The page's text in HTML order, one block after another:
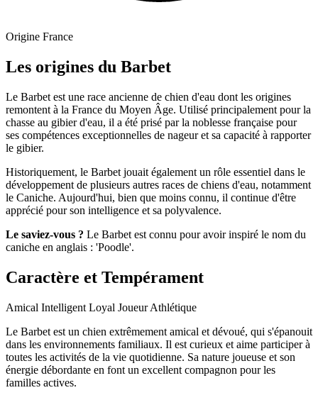
Origine France
Les origines du Barbet
Le Barbet est une race ancienne de chien d'eau dont les origines
remontent à la France du Moyen Âge. Utilisé principalement pour la
chasse au gibier d'eau, il a été prisé par la noblesse française pour
ses compétences exceptionnelles de nageur et sa capacité à rapporter
le gibier.
Historiquement, le Barbet jouait également un rôle essentiel dans le
développement de plusieurs autres races de chiens d'eau, notamment
le Caniche. Aujourd'hui, bien que moins connu, il continue d'être
apprécié pour son intelligence et sa polyvalence.
Le saviez-vous ? Le Barbet est connu pour avoir inspiré le nom du
caniche en anglais : 'Poodle'.
Caractère et Tempérament
Amical Intelligent Loyal JoueurAthlétique
Le Barbet est un chien extrêmement amical et dévoué, qui s'épanouit
dans les environnements familiaux. Il est curieux et aime participer à
toutes les activités de la vie quotidienne. Sa nature joueuse et son
énergie débordante en font un excellent compagnon pour les
familles actives.